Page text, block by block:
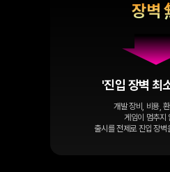
장벽
'진입 장벽 최
개발 장비, 비용, 환
게임이 멈추지
출시를 전제로 진입 장벽